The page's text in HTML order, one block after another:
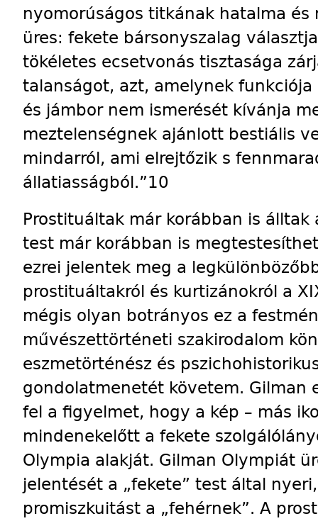
nyomorúságos titkának hatalma
üres: fekete bársonyszalag
tökéletes ecsetvonás tisztasága
ta­lan­ságot, azt, amelynek
és jámbor nem ismerését kívánja
meztelenségnek ajánlott bestiális
mindarról, ami elrejtőzik s
állatiasságból.”10
Prostituáltak már korábban is
test már korábban is
ezrei jelentek meg a
prostituáltakról és kurtizánokról a
mégis olyan botrányos ez a
művészettörténeti szakirodalom
eszmetörténész és
gondolatmenetét követem. Gilman
fel a figyelmet, hogy a kép – más
mindenekelőtt a fekete
Olympia alakját. Gilman Olympiát
jelentését a „fekete” test által
promiszkuitást a „fehérnek”. A